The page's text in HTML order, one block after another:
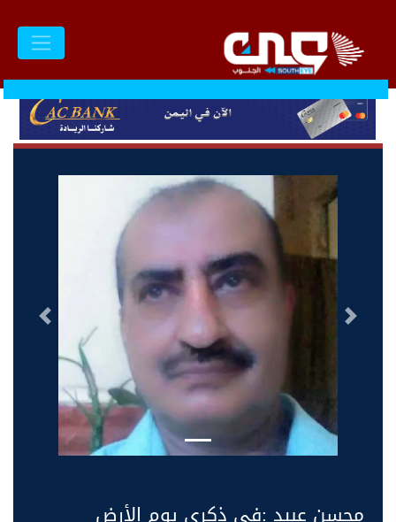
التالى السابق
محسن عبيد :في ذكرى يوم الأرض